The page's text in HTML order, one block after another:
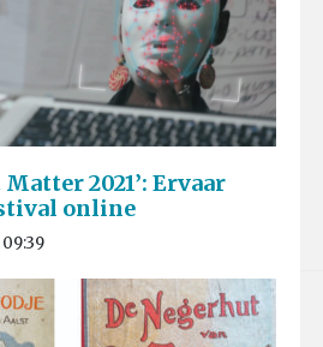
2021’: Ervaar
online
09:39